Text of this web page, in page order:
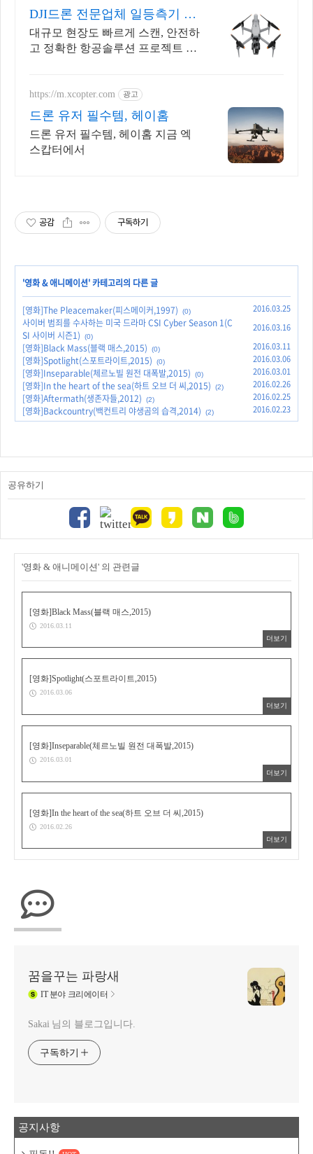
DJI드론 전문업체 일등측기 대
형현장,플랜트 최적화
대규모 현장도 빠르게 스캔, 안전하
고 정확한 항공솔루션 프로젝트 환
https://m.xcopter.com 광고
드론 유저 필수템, 헤이홈
드론 유저 필수템, 헤이홈 지금 엑
스캅터에서
공감 구독하기
'영화 & 애니메이션' 카테고리의 다른 글
[영화]The Pleacemaker(피스메이커,1997) (0) 2016.03.25
사이버 범죄를 수사하는 미국 드라마 CSI Cyber Season 1(C
SI 사이버 시즌1)
(0)
2016.03.16
[영화]Black Mass(블랙 매스,2015) (0) 2016.03.11
[영화]Spotlight(스포트라이트,2015) (0) 2016.03.06
[영화]Inseparable(체르노빌 원전 대폭발,2015) (0) 2016.03.01
[영화]In the heart of the sea(하트 오브 더 씨,2015) (2) 2016.02.26
[영화]Aftermath(생존자들,2012) (2) 2016.02.25
[영화]Backcountry(백컨트리 야생곰의 습격,2014) (2) 2016.02.23
공유하기
'영화 & 애니메이션' 의 관련글
[영화]Black Mass(블랙 매스,2015)
2016.03.11
더보기
[영화]Spotlight(스포트라이트,2015)
2016.03.06
더보기
[영화]Inseparable(체르노빌 원전 대폭발,2015)
2016.03.01
더보기
[영화]In the heart of the sea(하트 오브 더 씨,2015)
2016.02.26
더보기
꿈을꾸는 파랑새
IT분야 크리에이터
Sakai 님의 블로그입니다.
구독하기
공지사항